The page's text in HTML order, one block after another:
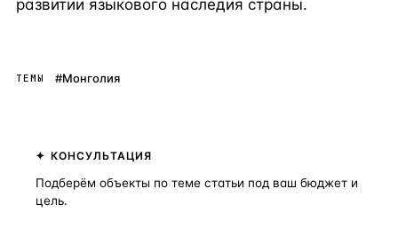
развитии языкового наследия страны.
ТЕМЫ #Монголия
КОНСУЛЬТАЦИЯ
Подберём объекты по теме статьи под ваш бюджет и
цель.